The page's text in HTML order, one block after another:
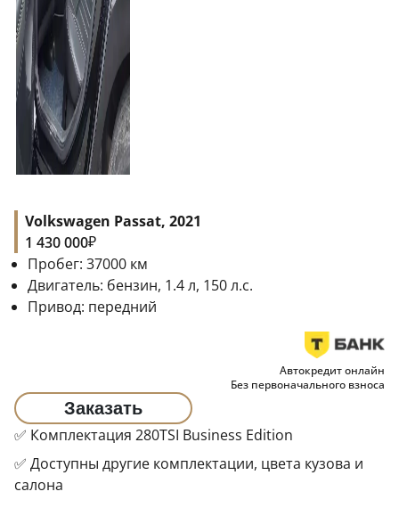
Volkswagen Passat, 2021
1 430 000₽
Пробег: 37000 км
Двигатель: бензин, 1.4 л, 150 л.с.
Привод: передний
Автокредит онлайн
Без первоначального взноса
Заказать
✅ Комплектация 280TSI Business Edition
✅ Доступны другие комплектации, цвета кузова и
салона